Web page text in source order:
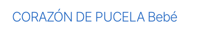
CORAZÓN DE PUCELA Bebé